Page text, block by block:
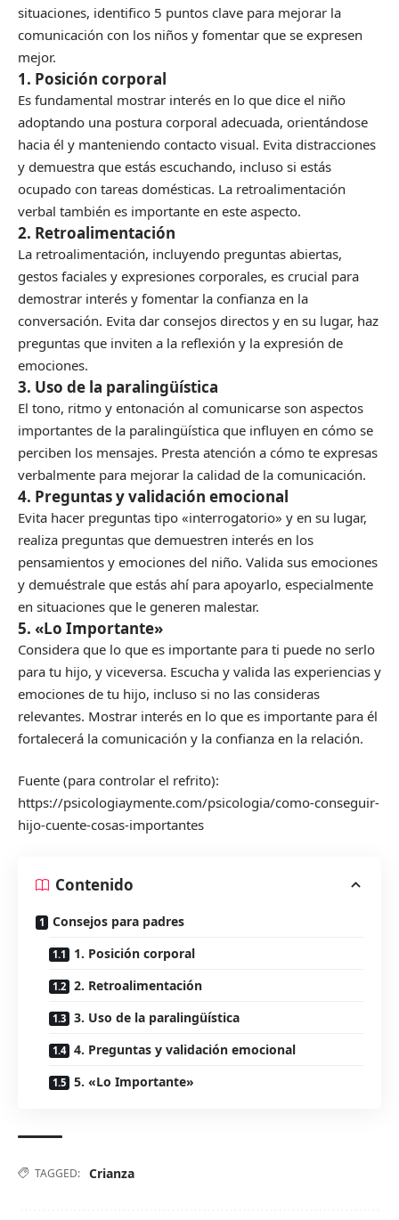
situaciones, identifico 5 puntos clave para mejorar la
comunicación con los niños y fomentar que se expresen
mejor.
1. Posición corporal
Es fundamental mostrar interés en lo que dice el niño
adoptando una postura corporal adecuada, orientándose
hacia él y manteniendo contacto visual. Evita distracciones
y demuestra que estás escuchando, incluso si estás
ocupado con tareas domésticas. La retroalimentación
verbal también es importante en este aspecto.
2. Retroalimentación
La retroalimentación, incluyendo preguntas abiertas,
gestos faciales y expresiones corporales, es crucial para
demostrar interés y fomentar la confianza en la
conversación. Evita dar consejos directos y en su lugar, haz
preguntas que inviten a la reflexión y la expresión de
emociones.
3. Uso de la paralingüística
El tono, ritmo y entonación al comunicarse son aspectos
importantes de la paralingüística que influyen en cómo se
perciben los mensajes. Presta atención a cómo te expresas
verbalmente para mejorar la calidad de la comunicación.
4. Preguntas y validación emocional
Evita hacer preguntas tipo «interrogatorio» y en su lugar,
realiza preguntas que demuestren interés en los
pensamientos y emociones del niño. Valida sus emociones
y demuéstrale que estás ahí para apoyarlo, especialmente
en situaciones que le generen malestar.
5. «Lo Importante»
Considera que lo que es importante para ti puede no serlo
para tu hijo, y viceversa. Escucha y valida las experiencias y
emociones de tu hijo, incluso si no las consideras
relevantes. Mostrar interés en lo que es importante para él
fortalecerá la comunicación y la confianza en la relación.
Fuente (para controlar el refrito):
https://psicologiaymente.com/psicologia/como-conseguir-
hijo-cuente-cosas-importantes
Contenido
Consejos para padres
1. Posición corporal
2. Retroalimentación
3. Uso de la paralingüística
4. Preguntas y validación emocional
5. «Lo Importante»
TAGGED: Crianza